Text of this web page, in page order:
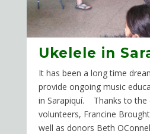
Ukelele in
It has been a long time
provide ongoing music
in Sarapiquí. Thanks to the
volunteers, Francine
well as donors Beth